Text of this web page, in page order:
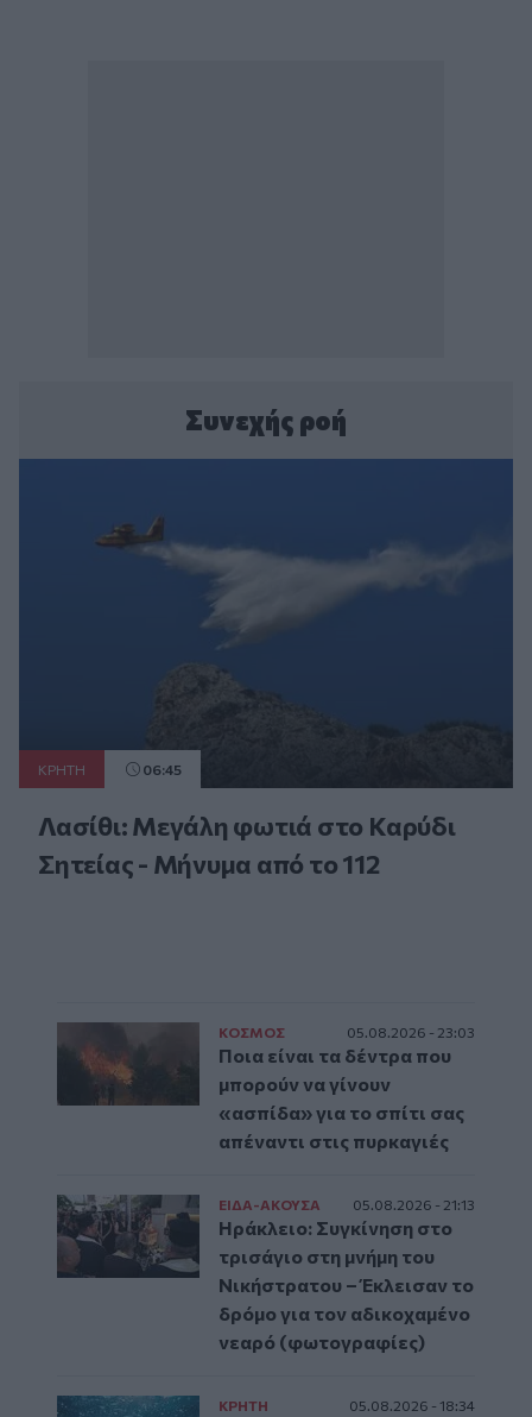
Συνεχής ροή
ΚΡΗΤΗ 06:45
Λασίθι: Μεγάλη φωτιά στο Καρύδι
Σητείας - Μήνυμα από το 112
ΚΟΣΜΟΣ 05.08.2026 - 23:03
Ποια είναι τα δέντρα που
μπορούν να γίνουν
«ασπίδα» για το σπίτι σας
απέναντι στις πυρκαγιές
ΕΙΔΑ-ΑΚΟΥΣΑ 05.08.2026 - 21:13
Ηράκλειο: Συγκίνηση στο
τρισάγιο στη μνήμη του
Νικήστρατου – Έκλεισαν το
δρόμο για τον αδικοχαμένο
νεαρό (φωτογραφίες)
ΚΡΗΤΗ 05.08.2026 - 18:34